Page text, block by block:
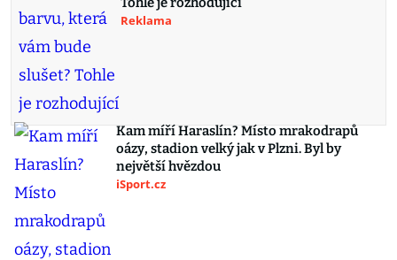
Reklama
Kam míří Haraslín? Místo mrakodrapů
oázy, stadion velký jak v Plzni. Byl by
největší hvězdou
iSport.cz